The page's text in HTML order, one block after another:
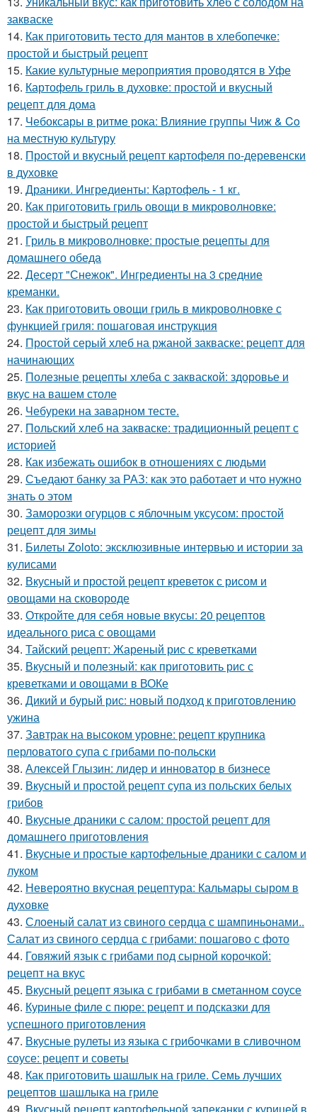
закваске
14. Как приготовить тесто для мантов в хлебопечке:
простой и быстрый рецепт
15. Какие культурные мероприятия проводятся в Уфе
16. Картофель гриль в духовке: простой и вкусный
рецепт для дома
17. Чебоксары в ритме рока: Влияние группы Чиж & Co
на местную культуру
18. Простой и вкусный рецепт картофеля по-деревенски
в духовке
19. Драники. Ингредиенты: Картофель - 1 кг.
20. Как приготовить гриль овощи в микроволновке:
простой и быстрый рецепт
21. Гриль в микроволновке: простые рецепты для
домашнего обеда
22. Десерт "Снежок". Ингредиенты на 3 средние
креманки.
23. Как приготовить овощи гриль в микроволновке с
функцией гриля: пошаговая инструкция
24. Простой серый хлеб на ржаной закваске: рецепт для
начинающих
25. Полезные рецепты хлеба с закваской: здоровье и
вкус на вашем столе
26. Чебуреки на заварном тесте.
27. Польский хлеб на закваске: традиционный рецепт с
историей
28. Как избежать ошибок в отношениях с людьми
29. Съедают банку за РАЗ: как это работает и что нужно
знать о этом
30. Заморозки огурцов с яблочным уксусом: простой
рецепт для зимы
31. Билеты Zoloto: эксклюзивные интервью и истории за
кулисами
32. Вкусный и простой рецепт креветок с рисом и
овощами на сковороде
33. Откройте для себя новые вкусы: 20 рецептов
идеального риса с овощами
34. Тайский рецепт: Жареный рис с креветками
35. Вкусный и полезный: как приготовить рис с
креветками и овощами в ВОКе
36. Дикий и бурый рис: новый подход к приготовлению
ужина
37. Завтрак на высоком уровне: рецепт крупника
перловатого супа с грибами по-польски
38. Алексей Глызин: лидер и инноватор в бизнесе
39. Вкусный и простой рецепт супа из польских белых
грибов
40. Вкусные драники с салом: простой рецепт для
домашнего приготовления
41. Вкусные и простые картофельные драники с салом и
луком
42. Невероятно вкусная рецептура: Кальмары сыром в
духовке
43. Слоеный салат из свиного сердца с шампиньонами..
Салат из свиного сердца с грибами: пошагово с фото
44. Говяжий язык с грибами под сырной корочкой:
рецепт на вкус
45. Вкусный рецепт языка с грибами в сметанном соусе
46. Куриные филе с пюре: рецепт и подсказки для
успешного приготовления
47. Вкусные рулеты из языка с грибочками в сливочном
соусе: рецепт и советы
48. Как приготовить шашлык на гриле. Семь лучших
рецептов шашлыка на гриле